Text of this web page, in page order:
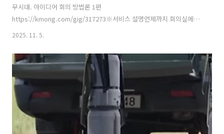
무시대. 아이디어 회의 방법론 1편
https://kmong.com/gig/317273※서비스 설명언제까지 회의실에서
..." data-og-host="kmong.com" data-og-source-
url="https://kmong.com/gig/317273" data-og-
image="https://blog.kakaocdn.net/dna/Bg2dT/hyZMNgpm2J/
2025. 11. 5.